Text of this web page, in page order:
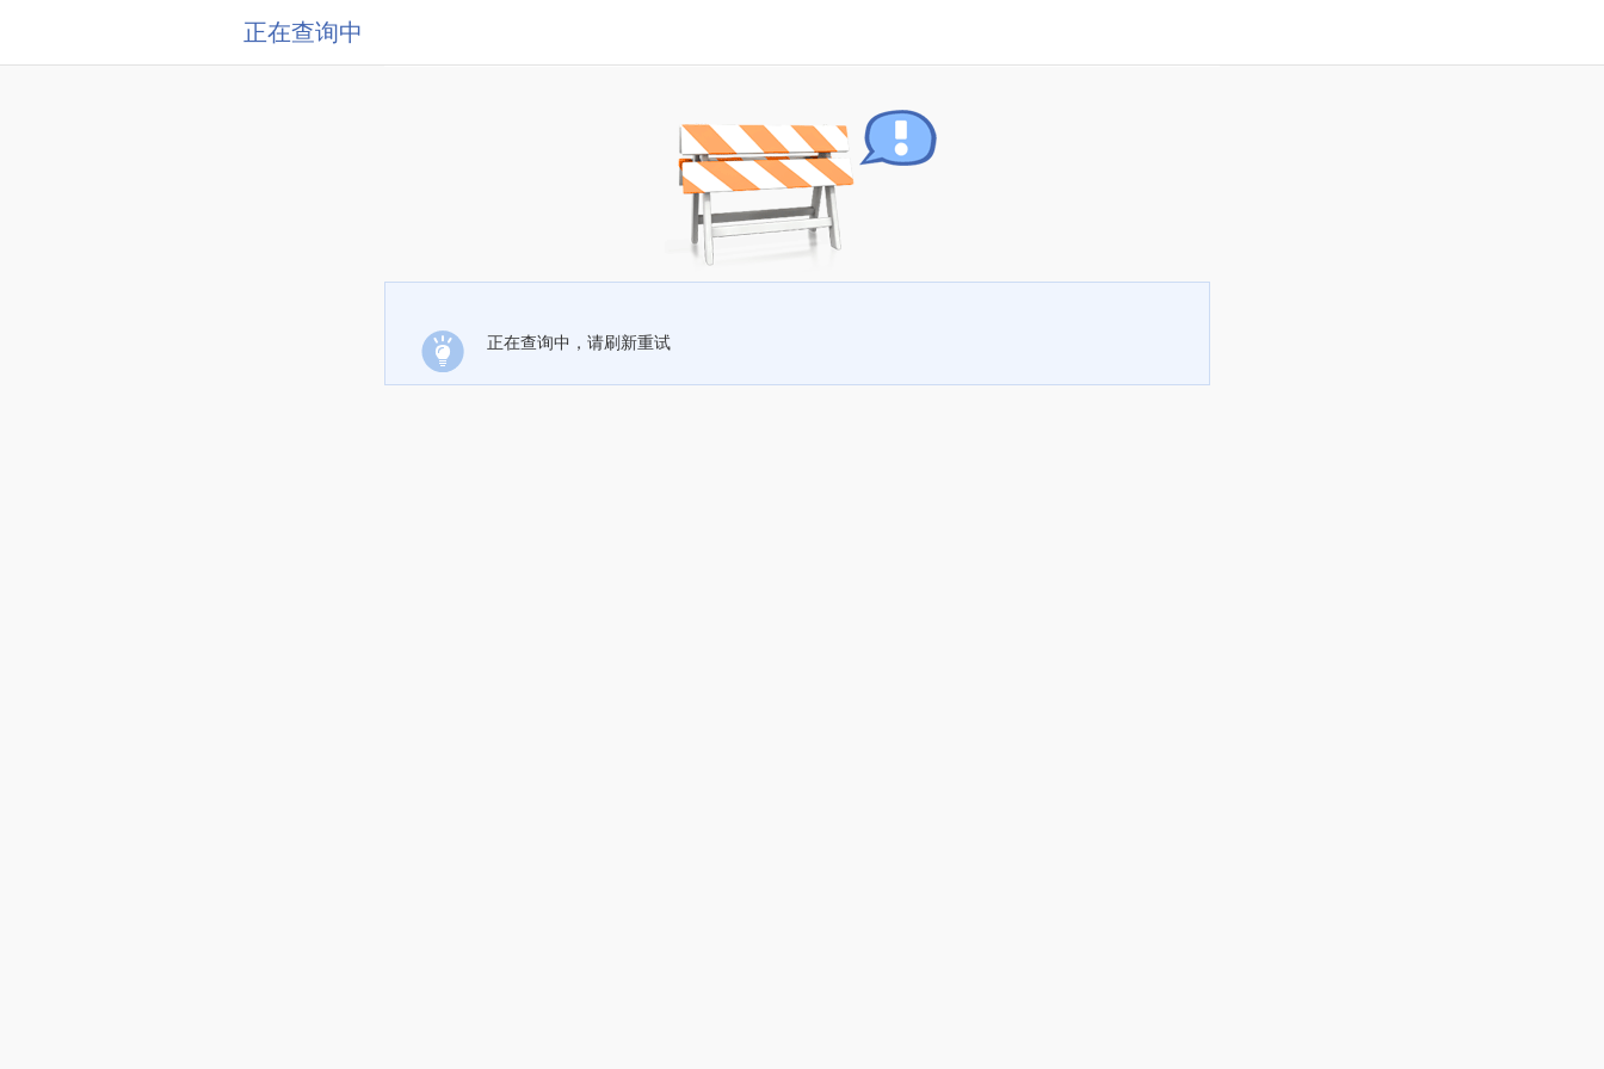
正在查询中
正在查询中，请刷新重试